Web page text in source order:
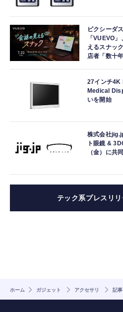
ピクシーダ
「VUEVO
えるスナッ
店者「数十
27インチ
Medical
いを開始
株式会社
ト眼鏡 &
（金）に共
テック系プレスリ
ホーム ガジェット アクセサリ 記事